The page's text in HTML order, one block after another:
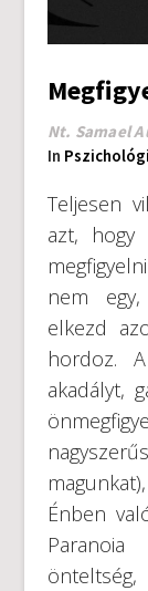
Nt. Samael
In
Teljesen
azt, hogy
nem
elkezd
hordoz.
akadályt,
Énben